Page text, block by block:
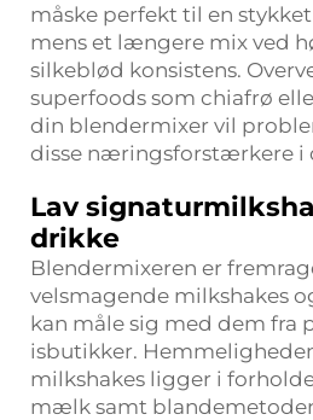
måske perfekt til en
mens et længere mix ved
silkeblød konsistens.
superfoods som chiafrø
din blendermixer vil
disse næringsforstærkere i
Lav
drikke
Blendermixeren er
velsmagende milkshakes
kan måle sig med dem fra
isbutikker.
milkshakes ligger i
mælk samt